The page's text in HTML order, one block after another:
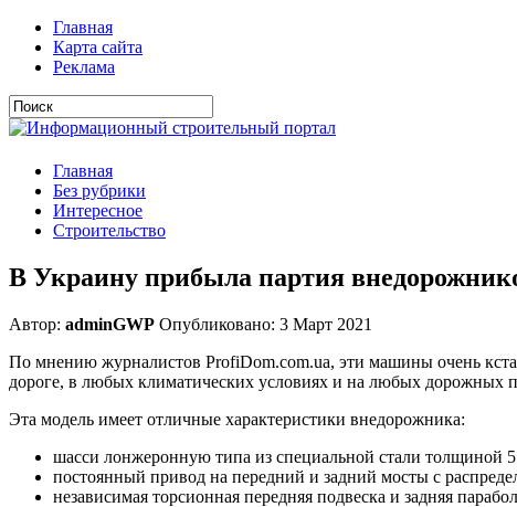
Главная
Карта сайта
Реклама
Главная
Без рубрики
Интересное
Строительство
В Украину прибыла партия
Автор: adminGWP Опубликовано: 3 Март 2021
По мнению журналистов ProfiDom.com.ua, эти машины очень
дороге, в любых климатических условиях и на любых дорожных
Эта модель имеет отличные характеристики внедорожника:
шасси лонжеронную типа из специальной стали толщиной
постоянный привод на передний и задний мосты с
независимая торсионная передняя подвеска и задняя